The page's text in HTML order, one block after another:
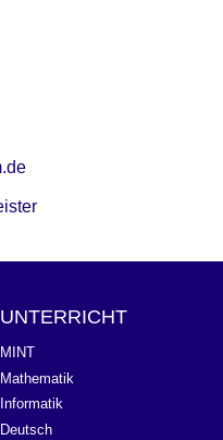
UNTERRICHT
MINT
Mathematik
Informatik
Deutsch